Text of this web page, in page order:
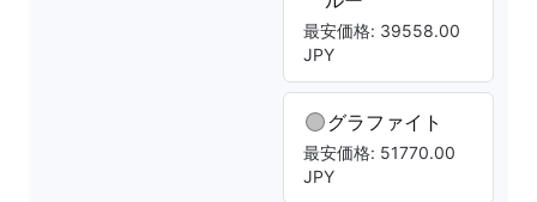
最安価格: 39558.00
JPY
グラファイト
最安価格: 51770.00
JPY